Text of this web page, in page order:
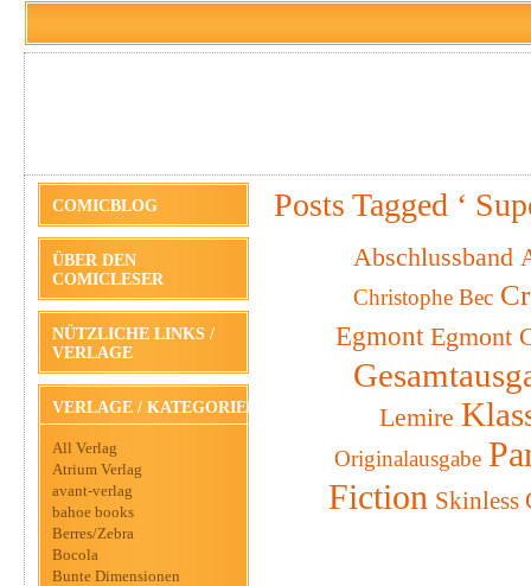
COMICBLOG
ÜBER DEN
COMICLESER
NÜTZLICHE LINKS /
VERLAGE
VERLAGE / KATEGORIEN
All Verlag
Atrium Verlag
avant-verlag
bahoe books
Berres/Zebra
Bocola
Bunte Dimensionen
Posts Tagged ‘
Abschlussband
Christophe Bec
Egmont Egmont
Lemire
Originalausgabe
Fiction Skinless